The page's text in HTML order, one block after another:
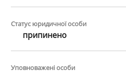
Статус юридичної особи
припинено
Уповноважені особи